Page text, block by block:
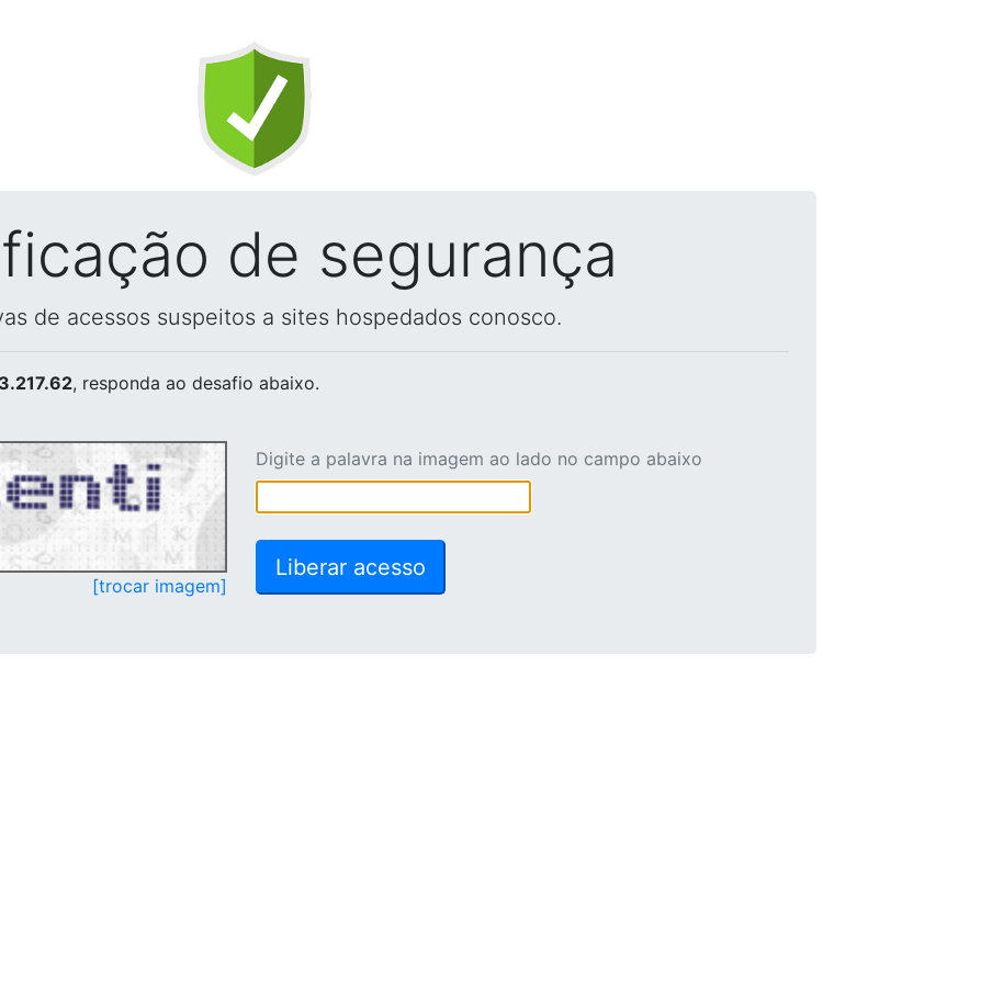
de segurança
de acessos suspeitos a sites hospedados conosco.
, responda ao desafio abaixo.
[trocar imagem]
Digite a palavra na imagem ao lado no campo abaixo